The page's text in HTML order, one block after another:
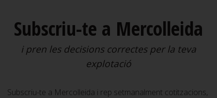
Subscriu-te a Mercolleida
i pren les decisions correctes per la teva
explotació
Subscriu-te a Mercolleida i rep setmanalment cotitzacions,